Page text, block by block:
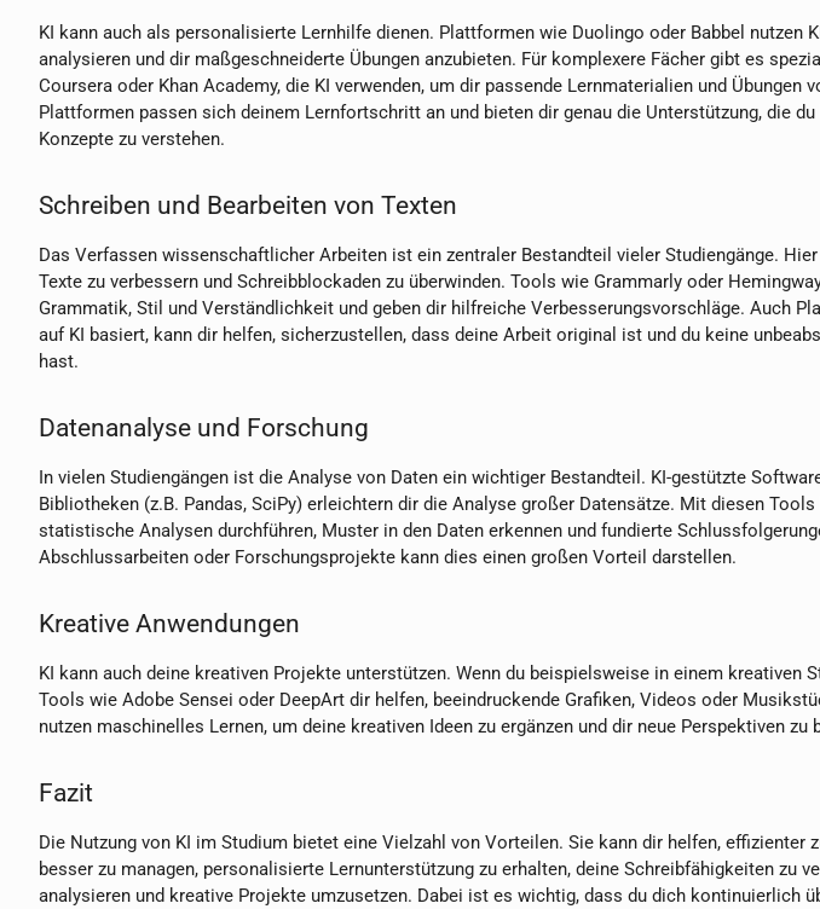
KI kann auch als personalisierte Lernhilfe dienen. Plattformen wie Duolingo oder Babbel nutzen
analysieren und dir maßgeschneiderte Übungen anzubieten. Für komplexere Fächer gibt es
Coursera oder Khan Academy, die KI verwenden, um dir passende Lernmaterialien und Übungen
Plattformen passen sich deinem Lernfortschritt an und bieten dir genau die Unterstützung, die
Konzepte zu verstehen.
Schreiben und Bearbeiten von Texten
Das Verfassen wissenschaftlicher Arbeiten ist ein zentraler Bestandteil vieler Studiengänge.
Texte zu verbessern und Schreibblockaden zu überwinden. Tools wie Grammarly oder
Grammatik, Stil und Verständlichkeit und geben dir hilfreiche Verbesserungsvorschläge. Auch
auf KI basiert, kann dir helfen, sicherzustellen, dass deine Arbeit original ist und du keine
hast.
Datenanalyse und Forschung
In vielen Studiengängen ist die Analyse von Daten ein wichtiger Bestandteil. KI-gestützte
Bibliotheken (z.B. Pandas, SciPy) erleichtern dir die Analyse großer Datensätze. Mit diesen
statistische Analysen durchführen, Muster in den Daten erkennen und fundierte
Abschlussarbeiten oder Forschungsprojekte kann dies einen großen Vorteil darstellen.
Kreative Anwendungen
KI kann auch deine kreativen Projekte unterstützen. Wenn du beispielsweise in einem kreativen
Tools wie Adobe Sensei oder DeepArt dir helfen, beeindruckende Grafiken, Videos oder
nutzen maschinelles Lernen, um deine kreativen Ideen zu ergänzen und dir neue Perspektiven zu
Fazit
Die Nutzung von KI im Studium bietet eine Vielzahl von Vorteilen. Sie kann dir helfen, effizienter
besser zu managen, personalisierte Lernunterstützung zu erhalten, deine Schreibfähigkeiten zu
analysieren und kreative Projekte umzusetzen. Dabei ist es wichtig, dass du dich kontinuierlich